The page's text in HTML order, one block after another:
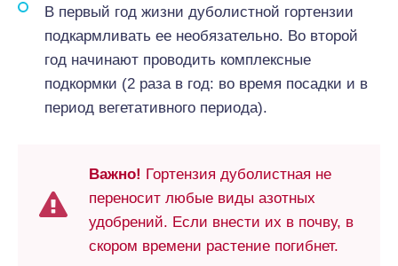
В первый год жизни дуболистной гортензии
подкармливать ее необязательно. Во второй
год начинают проводить комплексные
подкормки (2 раза в год: во время посадки и в
период вегетативного периода).
Важно! Гортензия дуболистная не
переносит любые виды азотных
удобрений. Если внести их в почву, в
скором времени растение погибнет.